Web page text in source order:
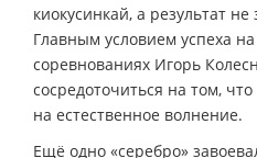
киокусинкай, а результат
Главным условием успеха
соревнованиях Игорь
сосредоточиться на том,
на естественное волнение.
Ещё одно «серебро»